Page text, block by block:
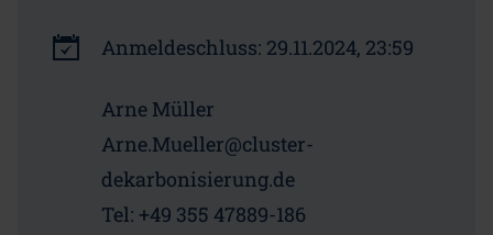
Anmeldeschluss: 29.11.2024, 23:59
Arne Müller
Arne.Mueller@cluster-
dekarbonisierung.de
Tel: +49 355 47889-186